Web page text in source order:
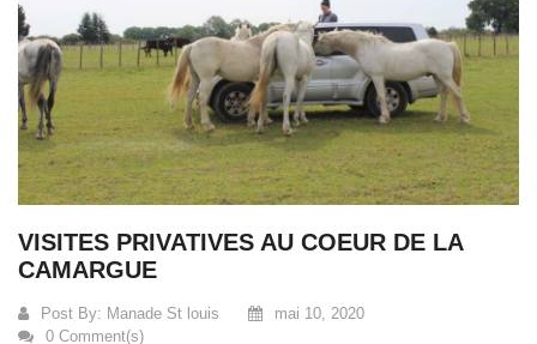
VISITES PRIVATIVES AU COEUR DE LA
CAMARGUE
Post By: Manade St louis
mai 10, 2020
0 Comment(s)
Experience
Afin que notre
site Web
fonctionne
aussi bien
que possible
lors de votre
visite. Si vous
refusez ces
certaines